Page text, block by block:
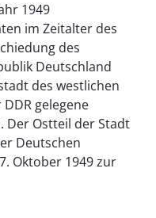
1949
im Zeitalter des
des
Deutschland
des westlichen
gelegene
Der Ostteil der Stadt
Deutschen
Oktober 1949 zur